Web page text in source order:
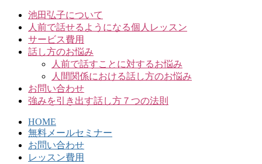
池田弘子について
人前で話せるようになる個人レッスン
サービス費用
話し方のお悩み
人前で話すことに対するお悩み
人間関係における話し方のお悩み
お問い合わせ
強みを引き出す話し方７つの法則
HOME
無料メールセミナー
お問い合わせ
レッスン費用